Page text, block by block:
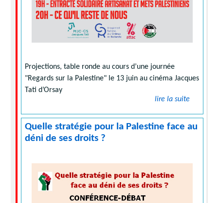
Projections, table ronde au cours d’une journée
"Regards sur la Palestine" le 13 juin au cinéma Jacques
Tati d’Orsay
lire la suite
Quelle stratégie pour la Palestine face au
déni de ses droits ?